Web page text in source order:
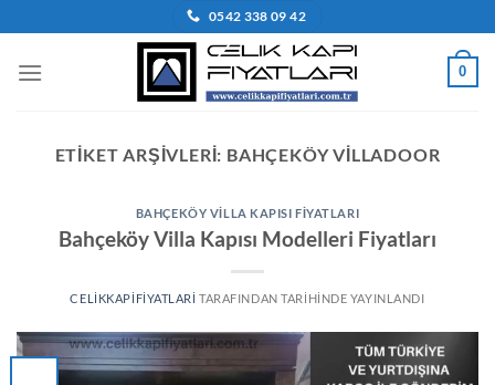
atla
0542 338 09 42
0
ETIKET ARŞIVLERI: BAHÇEKÖY VILLADOOR
BAHÇEKÖY VILLA KAPISI FIYATLARI
Bahçeköy Villa Kapısı Modelleri Fiyatları
CELIKKAPIFIYATLARI TARAFINDAN TARIHINDE YAYINLANDI